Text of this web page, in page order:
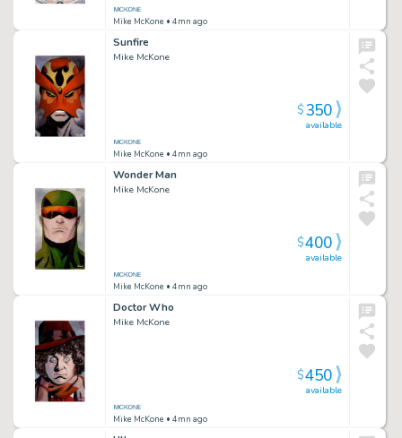
Mike McKone • 4mn ago
Sunfire
Mike McKone
Mike McKone • 4mn ago
available
$350
Wonder Man
Mike McKone
Mike McKone • 4mn ago
available
$400
Doctor Who
Mike McKone
Mike McKone • 4mn ago
available
$450